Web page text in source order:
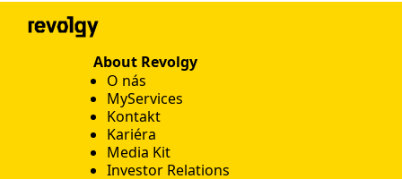
About Revolgy
O nás
MyServices
Kontakt
Kariéra
Media Kit
Investor Relations